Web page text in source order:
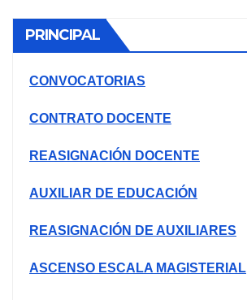
PRINCIPAL
CONVOCATORIAS
CONTRATO DOCENTE
REASIGNACIÓN DOCENTE
AUXILIAR DE EDUCACIÓN
REASIGNACIÓN DE AUXILIARES
ASCENSO ESCALA MAGISTERIAL